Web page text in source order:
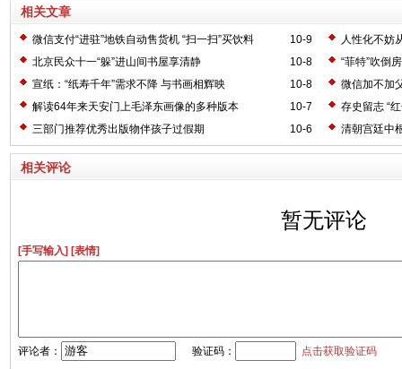
相关文章
10-9
微信支付“进驻”地铁自动售货机 “扫一扫”买饮料
人性化不妨
10-8
北京民众十一“躲”进山间书屋享清静
“菲特”吹倒
10-8
宣纸：“纸寿千年”需求不降 与书画相辉映
微信加不加
10-7
解读64年来天安门上毛泽东画像的多种版本
存史留志 “
10-6
三部门推荐优秀出版物伴孩子过假期 清朝宫廷中
相关评论
暂无评论
[手写输入] [表情]
评论者： 验证码： 点击获取验证码